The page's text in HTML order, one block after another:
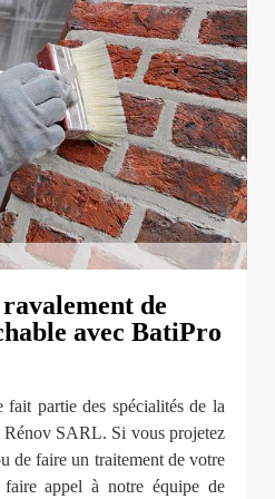
de
avec BatiPro
fait partie des spécialités de la
SARL. Si vous projetez
de faire un traitement de votre
faire appel à notre équipe de